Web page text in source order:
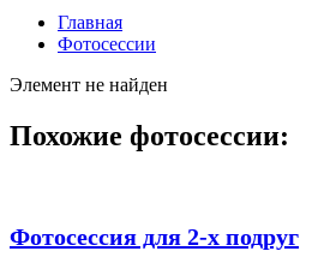
Главная
Фотосессии
Элемент не найден
Похожие фотосессии:
Фотосессия для 2-х подруг